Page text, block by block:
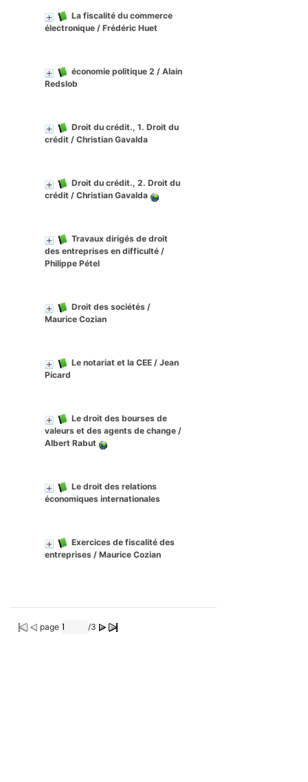
La fiscalité du commerce
électronique / Frédéric Huet
économie politique 2 / Alain
Redslob
Droit du crédit., 1. Droit du
crédit / Christian Gavalda
Droit du crédit., 2. Droit du
crédit / Christian Gavalda
Travaux dirigés de droit
des entreprises en difficulté /
Philippe Pétel
Droit des sociétés /
Maurice Cozian
Le notariat et la CEE / Jean
Picard
Le droit des bourses de
valeurs et des agents de change /
Albert Rabut
Le droit des relations
économiques internationales
Exercices de fiscalité des
entreprises / Maurice Cozian
page /3